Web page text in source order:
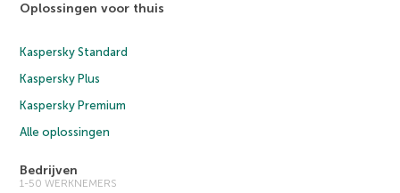
Oplossingen voor thuis
Kaspersky Standard
Kaspersky Plus
Kaspersky Premium
Alle oplossingen
Bedrijven
1-50 WERKNEMERS